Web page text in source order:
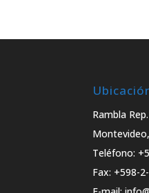
Rambla
Teléfono:
Fax: +598-